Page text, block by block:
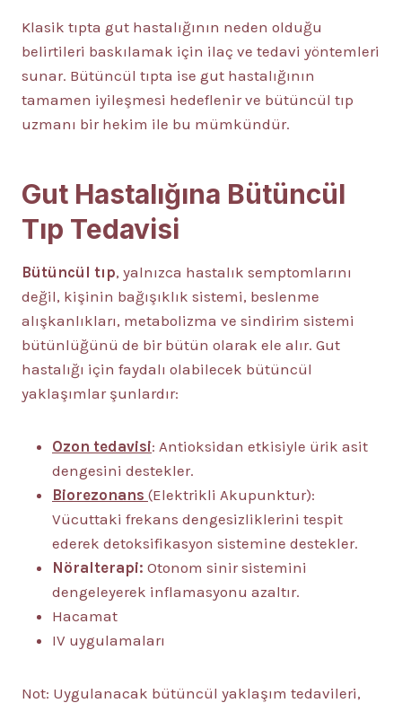
Klasik tıpta gut hastalığının neden olduğu
belirtileri baskılamak için ilaç ve tedavi yöntemleri
sunar. Bütüncül tıpta ise gut hastalığının
tamamen iyileşmesi hedeflenir ve bütüncül tıp
uzmanı bir hekim ile bu mümkündür.
Gut Hastalığına Bütüncül
Tıp Tedavisi
Bütüncül tıp, yalnızca hastalık semptomlarını
değil, kişinin bağışıklık sistemi, beslenme
alışkanlıkları, metabolizma ve sindirim sistemi
bütünlüğünü de bir bütün olarak ele alır. Gut
hastalığı için faydalı olabilecek bütüncül
yaklaşımlar şunlardır:
Ozon tedavisi: Antioksidan etkisiyle ürik asit
dengesini destekler.
Biorezonans (Elektrikli Akupunktur):
Vücuttaki frekans dengesizliklerini tespit
ederek detoksifikasyon sistemine destekler.
Nöralterapi: Otonom sinir sistemini
dengeleyerek inflamasyonu azaltır.
Hacamat
IV uygulamaları
Not: Uygulanacak bütüncül yaklaşım tedavileri,